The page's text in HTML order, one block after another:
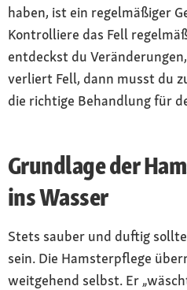
haben, ist ein regelmäßiger
Kontrolliere das Fell
entdeckst du
verliert Fell, dann musst du
die richtige Behandlung für
Grundlage der
ins Wasser
Stets sauber und duftig
sein. Die Hamsterpflege
weitgehend selbst. Er